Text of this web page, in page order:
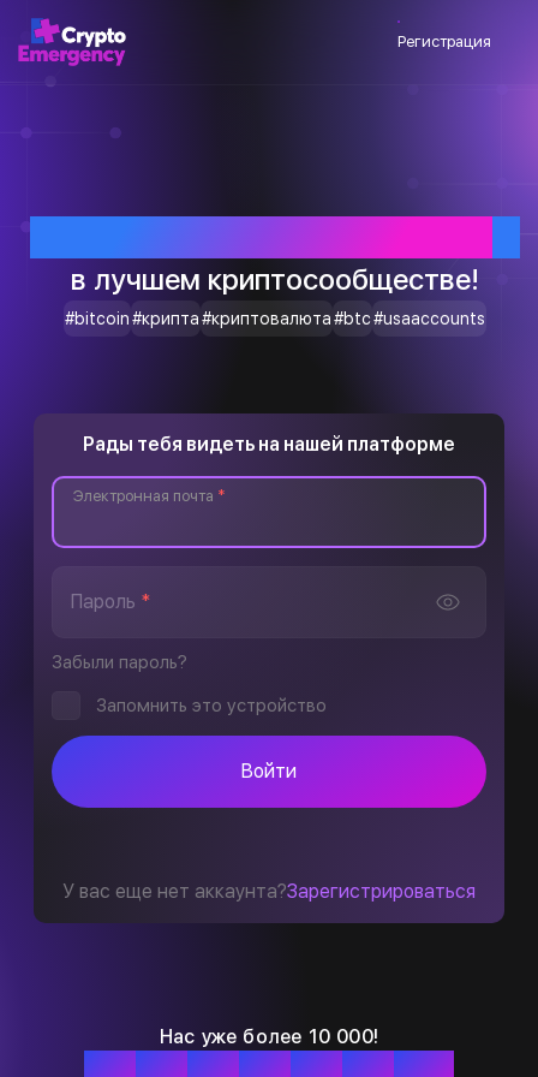
Регистрация
в лучшем криптосообществе!
#bitcoin#крипта#криптовалюта#btc#usaaccounts
Нас уже более 10 000!
Рады тебя видеть на нашей платформе
Электронная почта *
Пароль *
Забыли пароль?
Запомнить это устройство
Войти
У вас еще нет аккаунта?Зарегистрироваться